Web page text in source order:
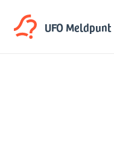
UFO Meldpunt